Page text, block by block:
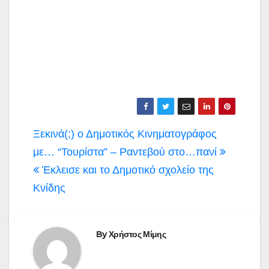
Πλοήγηση
άρθρων
Ξεκινά(;) ο Δημοτικός Κινηματογράφος
με… “Τουρίστα” – Ραντεβού στο…πανί
Έκλεισε και το Δημοτικό σχολείο της
Κνίδης
ByΧρήστος Μίμης